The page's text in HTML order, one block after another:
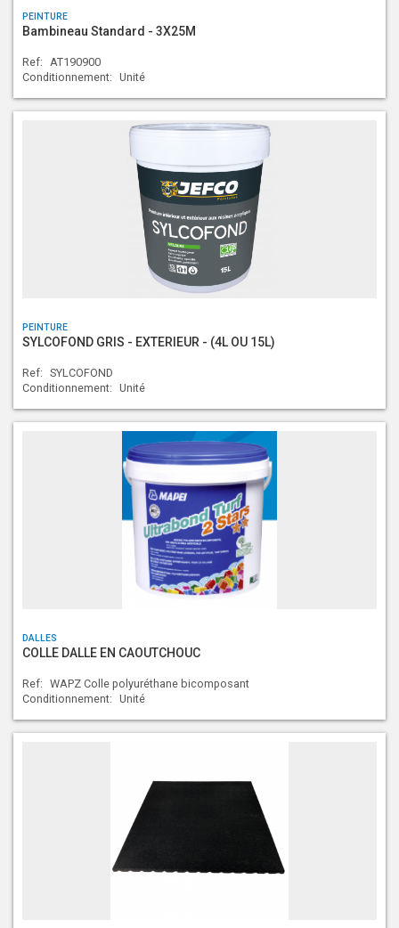
PEINTURE
Bambineau Standard - 3X25M
Ref: AT190900
Conditionnement: Unité
PEINTURE
SYLCOFOND GRIS - EXTERIEUR - (4L OU 15L)
Ref: SYLCOFOND
Conditionnement: Unité
DALLES
COLLE DALLE EN CAOUTCHOUC
Ref: WAPZ Colle polyuréthane bicomposant
Conditionnement: Unité